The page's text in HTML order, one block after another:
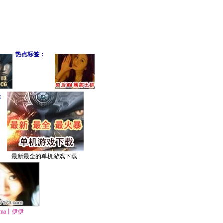
热点标签：
最新最全的单机游戏下载
丨伊伊